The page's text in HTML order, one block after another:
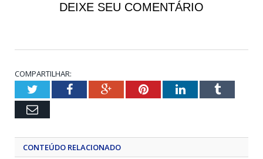
DEIXE SEU COMENTÁRIO
COMPARTILHAR:
TwitterFacebookGoogle+PinterestLinkedInTumblr
Email
CONTEÚDO RELACIONADO